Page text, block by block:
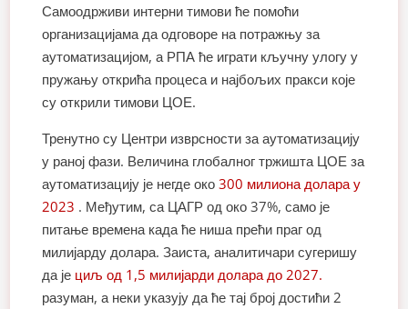
Самоодрживи интерни тимови ће помоћи
организацијама да одговоре на потражњу за
аутоматизацијом, а РПА ће играти кључну улогу у
пружању открића процеса и најбољих пракси које
су открили тимови ЦОЕ.
Тренутно су Центри изврсности за аутоматизацију
у раној фази. Величина глобалног тржишта ЦОЕ за
аутоматизацију је негде око300 милиона долара у
2023 . Међутим, са ЦАГР од око 37%, само је
питање времена када ће ниша прећи праг од
милијарду долара. Заиста, аналитичари сугеришу
да је циљ од 1,5 милијарди долара до 2027.
разуман, а неки указују да ће тај број достићи 2